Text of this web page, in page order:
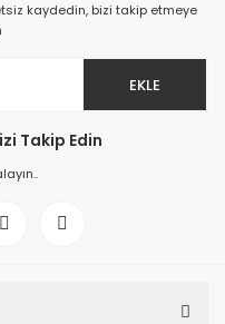
kaydedin, bizi takip etmeye
EKLE
Takip Edin